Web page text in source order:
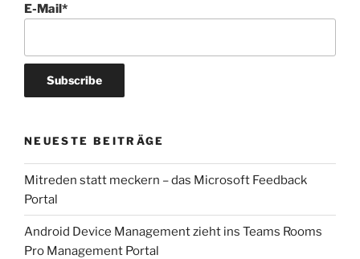
E-Mail*
NEUESTE BEITRÄGE
Mitreden statt meckern – das Microsoft Feedback
Portal
Android Device Management zieht ins Teams Rooms
Pro Management Portal